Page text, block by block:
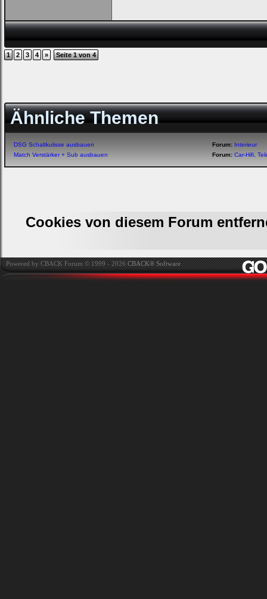
1 2 3 4 » Seite 1 von 4
Ähnliche Themen
DSG Schaltkulisse ausbauen Forum: Interieur
Match Verstärker + Sub ausbauen
Forum: Car-Hifi,
Cookies von diesem Forum
Powered by CBACK Forum © 1999 - 2026CBACK® Software